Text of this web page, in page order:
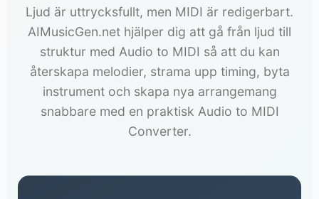
Ljud är uttrycksfullt, men MIDI är redigerbart.
AIMusicGen.net hjälper dig att gå från ljud till
struktur med Audio to MIDI så att du kan
återskapa melodier, strama upp timing, byta
instrument och skapa nya arrangemang
snabbare med en praktisk Audio to MIDI
Converter.